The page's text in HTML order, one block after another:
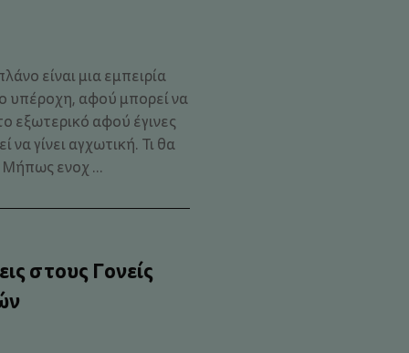
είναι μια εμπειρία
υπέροχη, αφού μπορεί να
εξωτερικό αφού έγινες
γίνει αγχωτική. Τι θα
Μήπως ενοχ ...
στους Γονείς